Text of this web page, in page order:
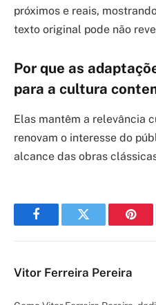
próximos e reais,
texto original pode não
Por que as
para a cultura
Elas mantêm a relevância
renovam o interesse do
alcance das obras
FacebookTwitter
Vitor Ferreira Pereira